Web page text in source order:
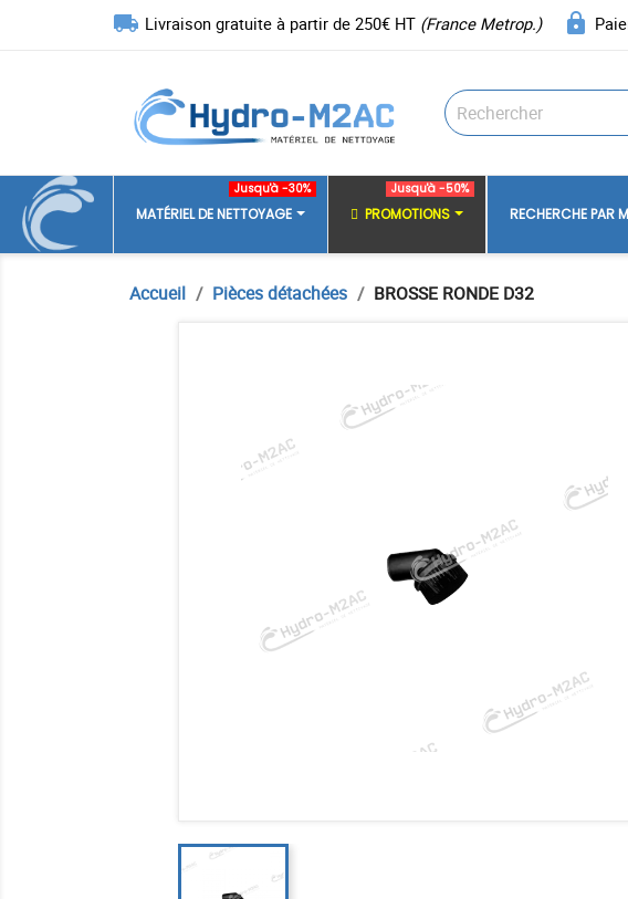
local_shipping Livraison gratuite à partir de 250€ HT (France Metrop.) lock
MATÉRIEL DE NETTOYAGE
Jusqu'à -30%
PROMOTIONS
Jusqu'à -50%
RECHERCHE PAR
Accueil Pièces détachées BROSSE RONDE D32